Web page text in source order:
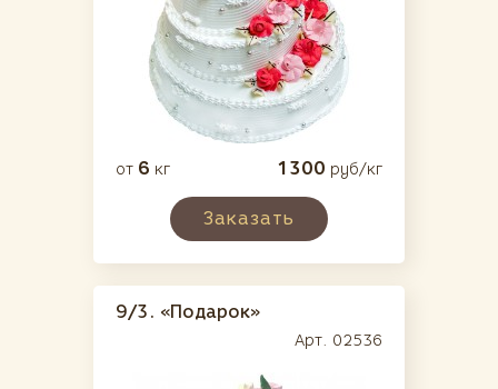
от 6 кг 1300 руб/кг
Заказать
9/3. «Подарок»
Арт. 02536